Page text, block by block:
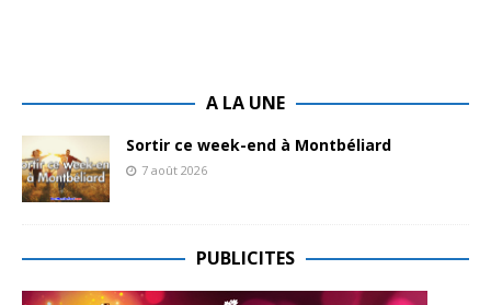
A LA UNE
Sortir ce week-end à Montbéliard
7 août 2026
PUBLICITES